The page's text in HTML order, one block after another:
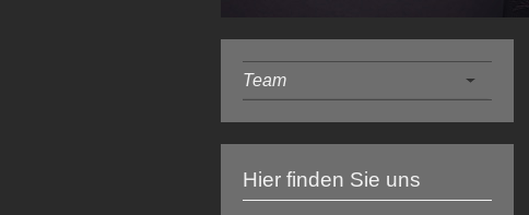
Team
Hier finden Sie uns